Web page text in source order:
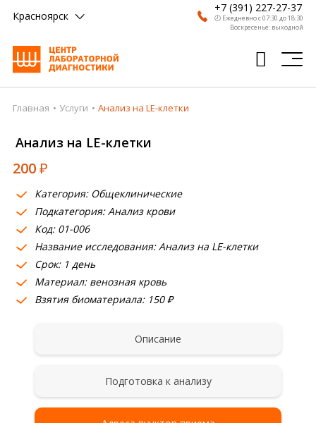
Красноярск
+7 (391) 227-27-37
🕗 Ежедневно с 07:30 до 18:30
Воскресенье: выходной
Главная
Анализы
Врачи
Получить результат
Пациентам
О компании
Где сдать
Главная Услуги Анализ на LE-клетки
Анализ на LE-клетки
200₽
Категория: Общеклинические
Подкатегория: Анализ крови
Код: 01-006
Название исследования: Анализ на LE-клетки
Срок: 1 день
Материал: венозная кровь
Взятия биоматериала: 150 ₽
Описание
Подготовка к анализу